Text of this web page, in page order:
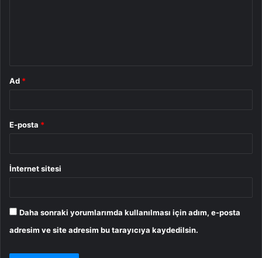
Ad *
E-posta *
İnternet sitesi
Daha sonraki yorumlarımda kullanılması için adım, e-posta
adresim ve site adresim bu tarayıcıya kaydedilsin.